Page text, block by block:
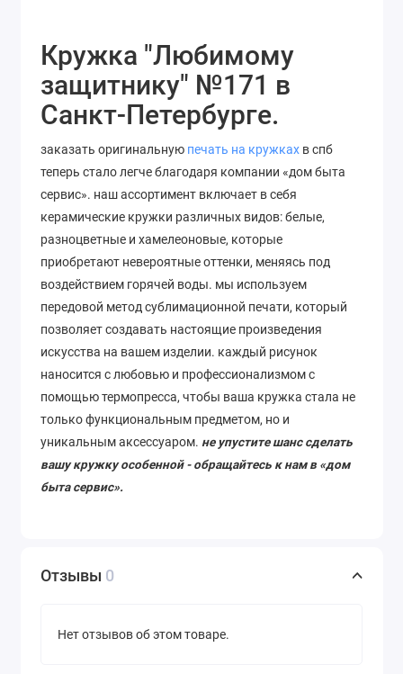
Кружка "Любимому
защитнику" №171 в
Санкт-Петербурге.
заказать оригинальную печать на кружках в спб
теперь стало легче благодаря компании «дом быта
сервис». наш ассортимент включает в себя
керамические кружки различных видов: белые,
разноцветные и хамелеоновые, которые
приобретают невероятные оттенки, меняясь под
воздействием горячей воды. мы используем
передовой метод сублимационной печати, который
позволяетсоздавать настоящие произведения
искусства на вашем изделии. каждый рисунок
наносится с любовью и профессионализмом с
помощью термопресса, чтобы ваша кружка стала не
только функциональным предметом, но и
уникальным аксессуаром. не упустите шанс сделать
вашу кружку особенной - обращайтесь к нам в «дом
быта сервис».
Отзывы 0
Нет отзывов об этом товаре.